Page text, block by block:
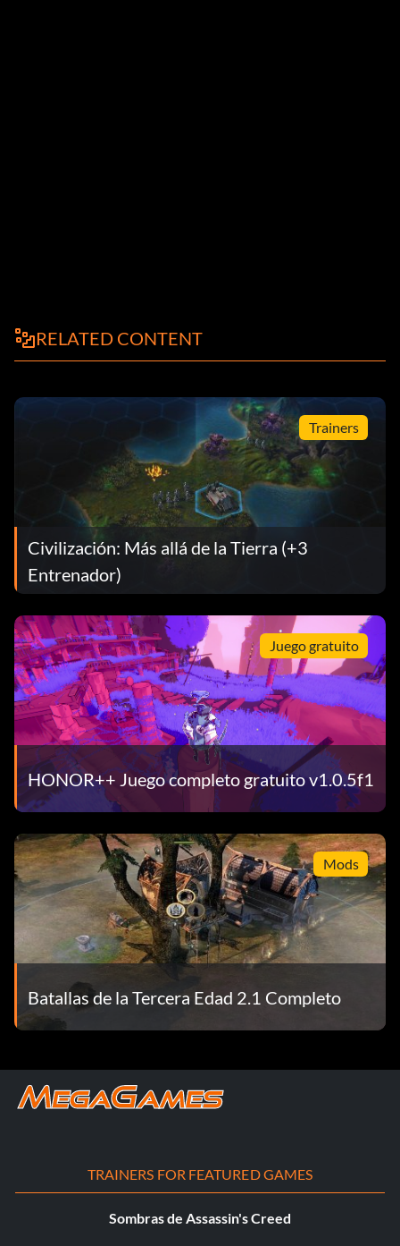
RELATED CONTENT
Trainers
Civilización: Más allá de la Tierra (+3
Entrenador)
Juego gratuito
HONOR++ Juego completo gratuito v1.0.5f1
Mods
Batallas de la Tercera Edad 2.1 Completo
TRAINERS FOR FEATURED GAMES
Sombras de Assassin's Creed